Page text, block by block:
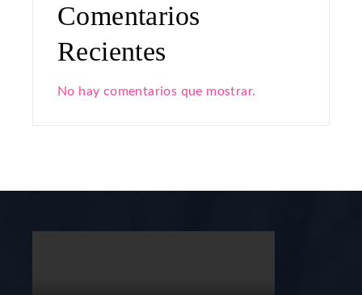
Comentarios
Recientes
No hay comentarios que mostrar.